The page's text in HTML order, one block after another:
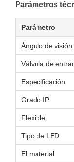
Parámetros
Parámetro
Ángulo de visión
Válvula de
Especificación
Grado IP
Flexible
Tipo de LED
El material